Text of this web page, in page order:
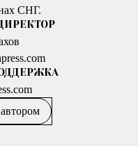
СНГ.